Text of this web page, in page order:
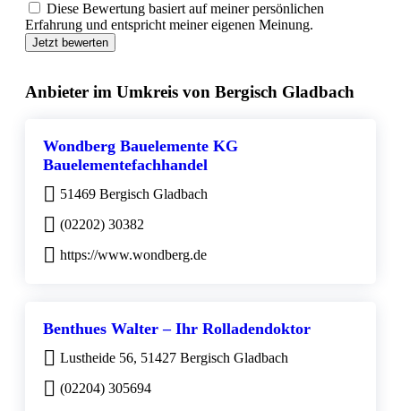
Diese Bewertung basiert auf meiner persönlichen
Erfahrung und entspricht meiner eigenen Meinung.
Jetzt bewerten
Anbieter im Umkreis von Bergisch Gladbach
Wondberg Bauelemente KG
Bauelementefachhandel
51469 Bergisch Gladbach
(02202) 30382
https://www.wondberg.de
Benthues Walter – Ihr Rolladendoktor
Lustheide 56, 51427 Bergisch Gladbach
(02204) 305694